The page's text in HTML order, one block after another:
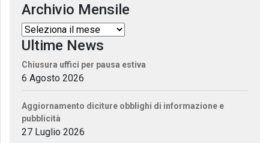
Archivio Mensile
Ultime News
Chiusura uffici per pausa estiva
6 Agosto 2026
Aggiornamento diciture obblighi di informazione e
pubblicità
27 Luglio 2026